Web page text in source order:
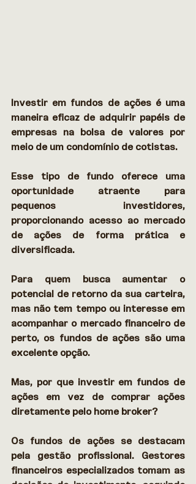
Investir em fundos de ações é uma
maneira eficaz de adquirir papéis de
empresas na bolsa de valores por
meio de um condomínio de cotistas.
Esse tipo de fundo oferece uma
oportunidade atraente para
pequenos investidores,
proporcionando acesso ao mercado
de ações de forma prática e
diversificada.
Para quem busca aumentar o
potencial de retorno da sua carteira,
mas não tem tempo ou interesse em
acompanhar o mercado financeiro de
perto, os fundos de ações são uma
excelente opção.
Mas, por que investir em fundos de
ações em vez de comprar ações
diretamente pelo home broker?
Os fundos de ações se destacam
pela gestão profissional. Gestores
financeiros especializados tomam as